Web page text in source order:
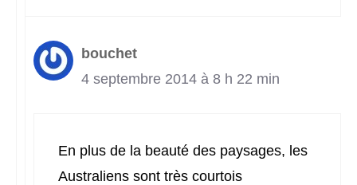
bouchet
4 septembre 2014 à 8 h 22 min
En plus de la beauté des paysages, les
Australiens sont très courtois